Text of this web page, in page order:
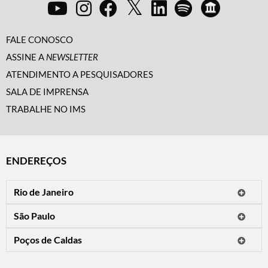
FALE CONOSCO
ASSINE A NEWSLETTER
ATENDIMENTO A PESQUISADORES
SALA DE IMPRENSA
TRABALHE NO IMS
ENDEREÇOS
Rio de Janeiro
Horário de visitação: a programação do IMS no Rio de Janeiro será
apresentada em instituições culturais parceiras.
São Paulo
CEP 01310-300 - São Paulo/SP
Poços de Caldas